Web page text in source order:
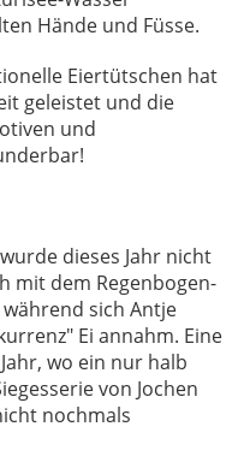
Hände und Füsse.
Eiertütschen hat
geleistet und die
und
dieses Jahr nicht
mit dem Regenbogen-
sich Antje
Ei annahm. Eine
wo ein nur halb
von Jochen
nochmals